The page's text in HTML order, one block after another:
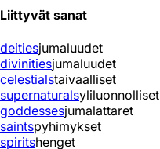
Liittyvät sanat
deitiesjumaluudet
divinitiesjumaluudet
celestialstaivaalliset
supernaturalsyliluonnolliset
goddessesjumalattaret
saintspyhimykset
spiritshenget